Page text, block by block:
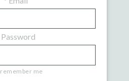
Password
remember me